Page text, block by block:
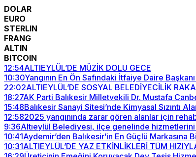
DOLAR
EURO
STERLIN
FRANG
ALTIN
BITCOIN
12:54ALTIEYLÜL’DE MÜZİK DOLU GECE
10:30Yangının En Ön Safındaki İtfaiye Daire
22:02ALTIEYLÜL’DE SOSYAL BELEDİYECİLİK
18:27AK Parti Balıkesir Milletvekili Dr. Mustafa
15:48Balıkesir Sanayi Sitesi’nde Kimyasal Sızıntı
12:582025 yangınında zarar gören alanlar için
9:36Altıeylül Belediyesi, ilçe genelinde
10:41Aydemir’den Balıkesir’in En Güçlü Markasına
10:31ALTIEYLÜL’DE YAZ ETKİNLİKLERİ TÜM